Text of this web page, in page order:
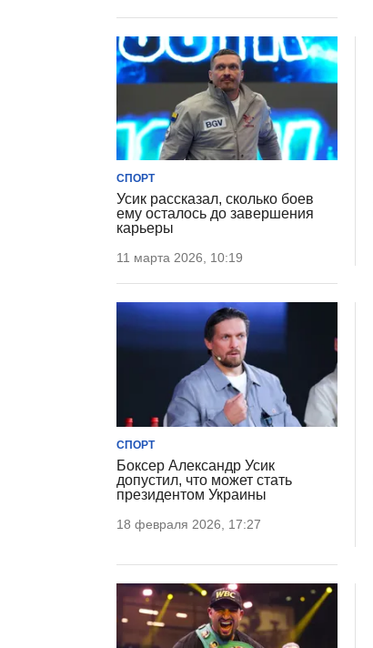
СПОРТ
Усик рассказал, сколько боев
ему осталось до завершения
карьеры
11 марта 2026, 10:19
СПОРТ
Боксер Александр Усик
допустил, что может стать
президентом Украины
18 февраля 2026, 17:27